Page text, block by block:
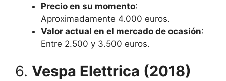
Precio en su momento:
Aproximadamente 4.000 euros.
Valor actual en el mercado de ocasión:
Entre 2.500 y 3.500 euros.
6. Vespa Elettrica (2018)